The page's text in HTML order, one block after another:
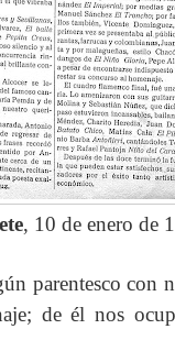
, 10 de enero de
parentesco con
de él nos